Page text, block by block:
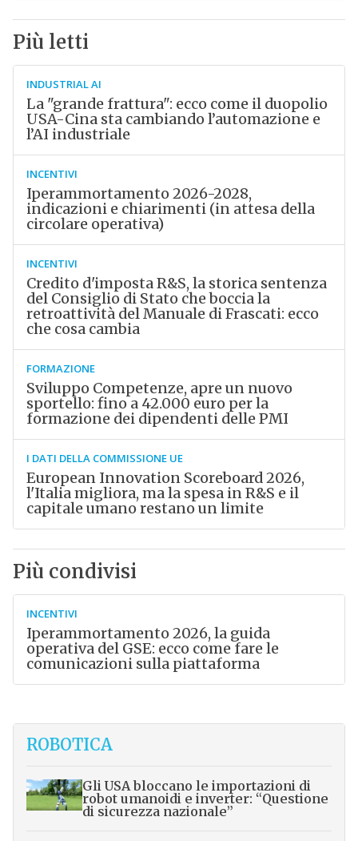
Più letti
INDUSTRIAL AI
La "grande frattura": ecco come il duopolio
USA-Cina sta cambiando l’automazione e
l’AI industriale
INCENTIVI
Iperammortamento 2026-2028,
indicazioni e chiarimenti (in attesa della
circolare operativa)
INCENTIVI
Credito d'imposta R&S, la storica sentenza
del Consiglio di Stato che boccia la
retroattività del Manuale di Frascati: ecco
che cosa cambia
FORMAZIONE
Sviluppo Competenze, apre un nuovo
sportello: fino a 42.000 euro per la
formazione dei dipendenti delle PMI
I DATI DELLA COMMISSIONE UE
European Innovation Scoreboard 2026,
l'Italia migliora, ma la spesa in R&S e il
capitale umano restano un limite
Più condivisi
INCENTIVI
Iperammortamento 2026, la guida
operativa del GSE: ecco come fare le
comunicazioni sulla piattaforma
ROBOTICA
Gli USA bloccano le importazioni di
robot umanoidi e inverter: “Questione
di sicurezza nazionale”